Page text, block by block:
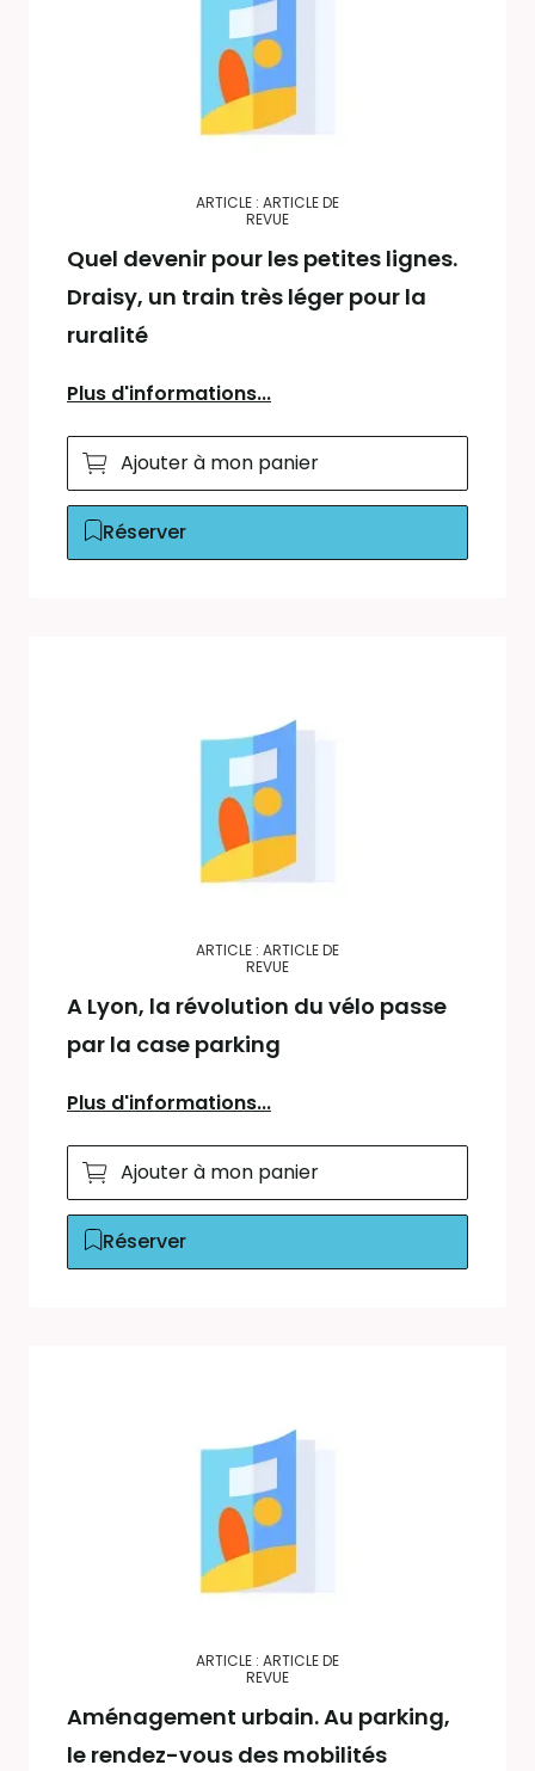
ARTICLE : ARTICLE DE
REVUE
Quel devenir pour les petites lignes.
Draisy, un train très léger pour la
ruralité
Plus d'informations...
Ajouter à mon panier
Réserver
ARTICLE : ARTICLE DE
REVUE
A Lyon, la révolution du vélo passe
par la case parking
Plus d'informations...
Ajouter à mon panier
Réserver
ARTICLE : ARTICLE DE
REVUE
Aménagement urbain. Au parking,
le rendez-vous des mobilités